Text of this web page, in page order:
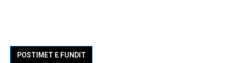
POSTIMET E FUNDIT